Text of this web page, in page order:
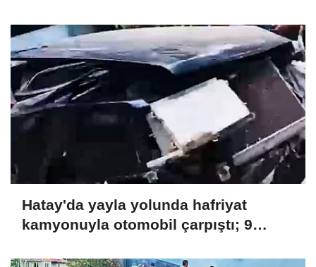
Hatay'da yayla yolunda hafriyat
kamyonuyla otomobil çarpıştı; 9